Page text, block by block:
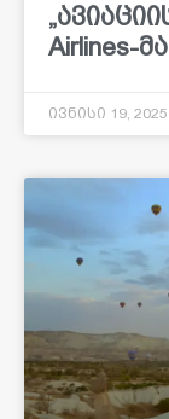
Airlines-
ივნისი 19, 2025